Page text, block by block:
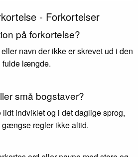
- Forkortelser
på forkortelse?
navn der ikke er skrevet ud i den
fulde længde.
små bogstaver?
indviklet og i det daglige sprog,
gængse regler ikke altid.